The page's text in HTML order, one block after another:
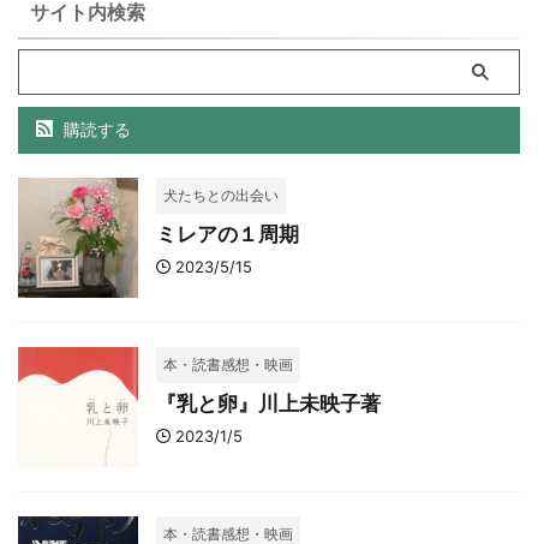
サイト内検索
購読する
犬たちとの出会い
ミレアの１周期
2023/5/15
本・読書感想・映画
『乳と卵』川上未映子著
2023/1/5
本・読書感想・映画